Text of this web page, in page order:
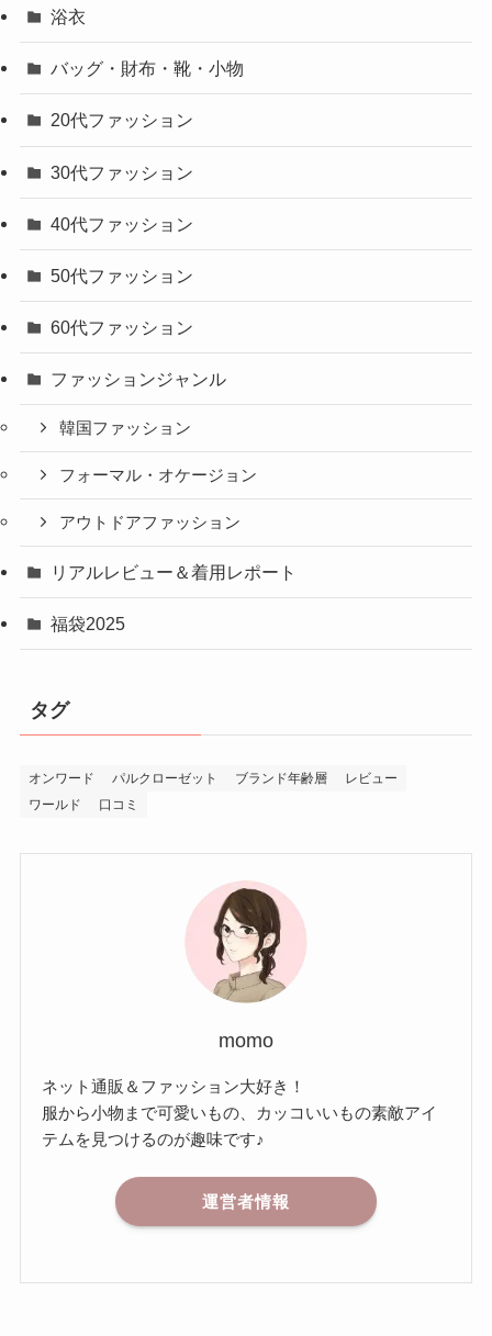
浴衣
バッグ・財布・靴・小物
20代ファッション
30代ファッション
40代ファッション
50代ファッション
60代ファッション
ファッションジャンル
韓国ファッション
フォーマル・オケージョン
アウトドアファッション
リアルレビュー＆着用レポート
福袋2025
タグ
オンワード パルクローゼット ブランド年齢層
レビュー
ワールド
口コミ
momo
ネット通販＆ファッション大好き！
服から小物まで可愛いもの、カッコいいもの素敵アイ
テムを見つけるのが趣味です♪
運営者情報